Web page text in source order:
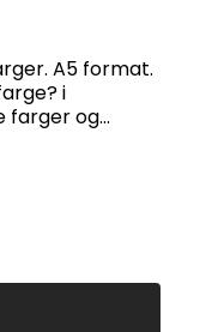
A5 format.
i
farger og